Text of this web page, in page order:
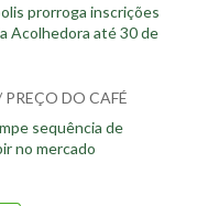
prorroga inscrições
Acolhedora até 30 de
DO CAFÉ
sequência de
no mercado